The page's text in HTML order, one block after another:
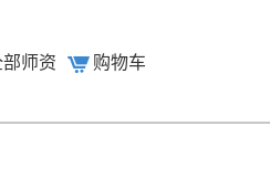
师资 购物车